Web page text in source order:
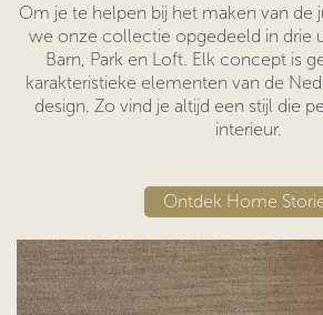
Om je te helpen bij het maken van de
we onze collectie opgedeeld in drie
Barn, Park en Loft. Elk concept is
karakteristieke elementen van de
design. Zo vind je altijd een stijl die
interieur.
Ontdek Home